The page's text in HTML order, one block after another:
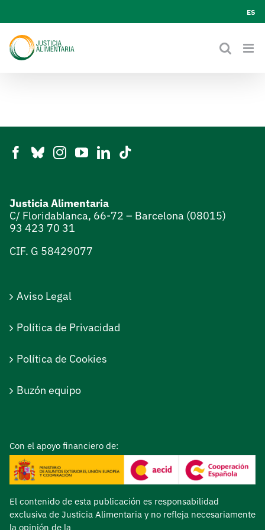
to
content
ES
Justicia Alimentaria
C/ Floridablanca, 66-72 – Barcelona (08015)
93 423 70 31
CIF. G 58429077
Aviso Legal
Política de Privacidad
Política de Cookies
Buzón equipo
Con el apoyo financiero de:
El contenido de esta publicación es responsabilidad
exclusiva de Justicia Alimentaria y no refleja necesariamente
la opinión de la